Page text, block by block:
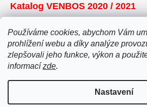
Používáme cookies, abychom Vám
prohlížení webu a díky analýze
zlepšovali jeho funkce, výkon a
informací zde.
Nastavení
Katalog VENBOS 2020 / 2021
Přijímáme online platby